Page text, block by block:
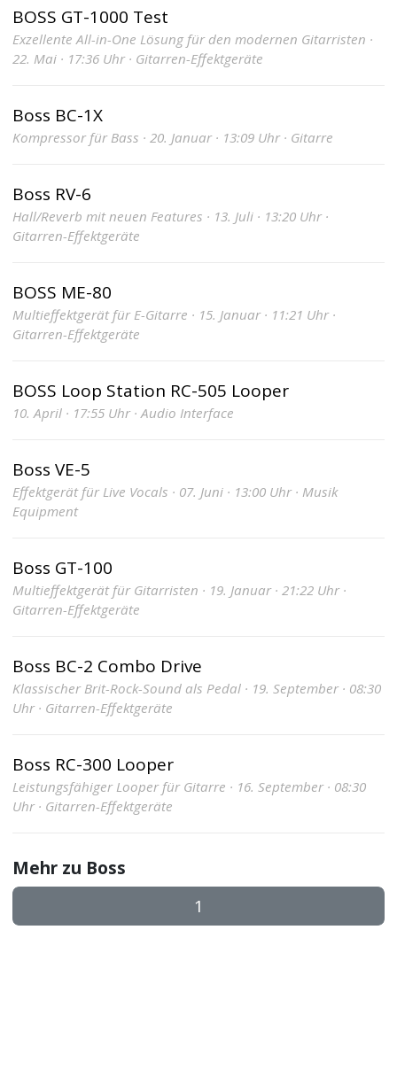
BOSS GT-1000 Test
Exzellente All-in-One Lösung für den modernen Gitarristen ·
22. Mai · 17:36 Uhr · Gitarren-Effektgeräte
Boss BC-1X
Kompressor für Bass · 20. Januar · 13:09 Uhr · Gitarre
Boss RV-6
Hall/Reverb mit neuen Features · 13. Juli · 13:20 Uhr ·
Gitarren-Effektgeräte
BOSS ME-80
Multieffektgerät für E-Gitarre · 15. Januar · 11:21 Uhr ·
Gitarren-Effektgeräte
BOSS Loop Station RC-505 Looper
10. April · 17:55 Uhr · Audio Interface
Boss VE-5
Effektgerät für Live Vocals · 07. Juni · 13:00 Uhr · Musik
Equipment
Boss GT-100
Multieffektgerät für Gitarristen · 19. Januar · 21:22 Uhr ·
Gitarren-Effektgeräte
Boss BC-2 Combo Drive
Klassischer Brit-Rock-Sound als Pedal · 19. September · 08:30
Uhr · Gitarren-Effektgeräte
Boss RC-300 Looper
Leistungsfähiger Looper für Gitarre · 16. September · 08:30
Uhr · Gitarren-Effektgeräte
Mehr zu Boss
1